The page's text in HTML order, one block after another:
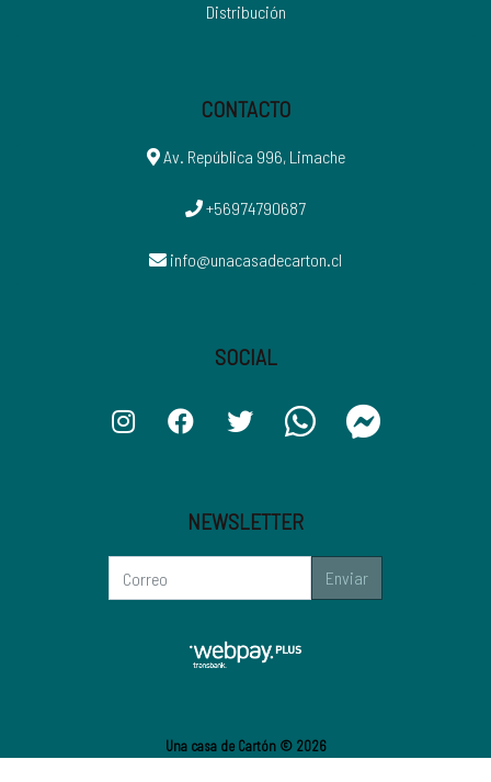
Distribución
CONTACTO
Av. República 996, Limache
+56974790687
info@unacasadecarton.cl
SOCIAL
NEWSLETTER
Enviar
Una casa de Cartón © 2026